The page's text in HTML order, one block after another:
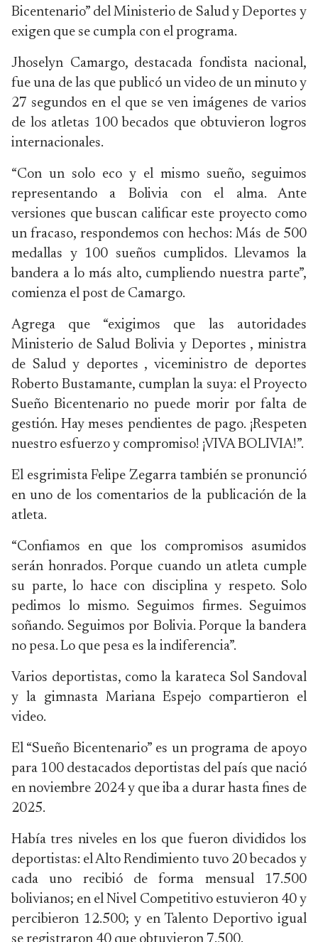
Bicentenario” del Ministerio de Salud y Deportes y
exigen que se cumpla con el programa.
Jhoselyn Camargo, destacada fondista nacional,
fue una de las que publicó un video de un minuto y
27 segundos en el que se ven imágenes de varios
de los atletas 100 becados que obtuvieron logros
internacionales.
“Con un solo eco y el mismo sueño, seguimos
representando a Bolivia con el alma. Ante
versiones que buscan calificar este proyecto como
un fracaso, respondemos con hechos: Más de 500
medallas y 100 sueños cumplidos. Llevamos la
bandera a lo más alto, cumpliendo nuestra parte”,
comienza el post de Camargo.
Agrega que “exigimos que las autoridades
Ministerio de Salud Bolivia y Deportes , ministra
de Salud y deportes , viceministro de deportes
Roberto Bustamante, cumplan la suya: el Proyecto
Sueño Bicentenario no puede morir por falta de
gestión. Hay meses pendientes de pago. ¡Respeten
nuestro esfuerzo y compromiso! ¡VIVA BOLIVIA!”.
El esgrimista Felipe Zegarra también se pronunció
en uno de los comentarios de la publicación de la
atleta.
“Confiamos en que los compromisos asumidos
serán honrados. Porque cuando un atleta cumple
su parte, lo hace con disciplina y respeto. Solo
pedimos lo mismo. Seguimos firmes. Seguimos
soñando. Seguimos por Bolivia. Porque la bandera
no pesa. Lo que pesa es la indiferencia”.
Varios deportistas, como la karateca Sol Sandoval
y la gimnasta Mariana Espejo compartieron el
video.
El “Sueño Bicentenario” es un programa de apoyo
para 100 destacados deportistas del país que nació
en noviembre 2024 y que iba a durar hasta fines de
2025.
Había tres niveles en los que fueron divididos los
deportistas: el Alto Rendimiento tuvo 20 becados y
cada uno recibió de forma mensual 17.500
bolivianos; en el Nivel Competitivo estuvieron 40 y
percibieron 12.500; y en Talento Deportivo igual
se registraron 40 que obtuvieron 7.500.